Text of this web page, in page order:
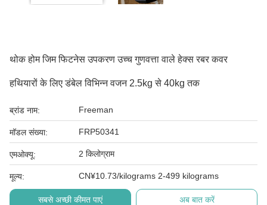
थोक होम जिम फिटनेस उपकरण उच्च गुणवत्ता वाले हेक्स रबर कवर
हथियारों के लिए डंबेल विभिन्न वजन 2.5kg से 40kg तक
ब्रांड नाम: Freeman
मॉडल संख्या: FRP50341
एमओक्यू: 2 किलोग्राम
मूल्य: CN¥10.73/kilograms 2-499 kilograms
सबसे अच्छी कीमत पाएं अब बात करें